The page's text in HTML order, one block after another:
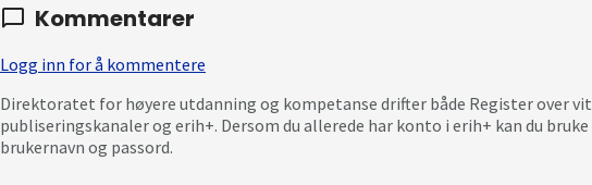
Kommentarer
Logg inn for å kommentere
Direktoratet for høyere utdanning og kompetanse drifter både Register over
publiseringskanaler og erih+. Dersom du allerede har konto i erih+ kan du
brukernavn og passord.